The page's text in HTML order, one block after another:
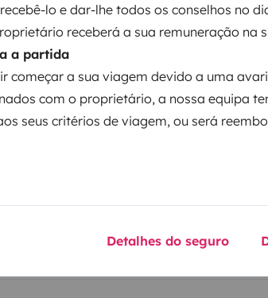
lo e dar-lhe todos os conselhos no
receberá a sua remuneração na
a partida
começar a sua viagem devido a uma
com o proprietário, a nossa equipa
seus critérios de viagem, ou será
Detalhes do seguro
2008
Altura
2,45 m